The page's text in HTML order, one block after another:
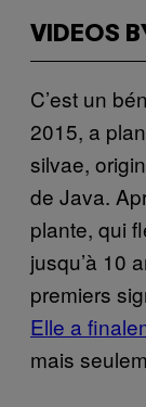
VIDEOS
C’est un
2015, a
silvae,
de Java.
plante, qui
jusqu’à 10
premiers
Elle a
mais